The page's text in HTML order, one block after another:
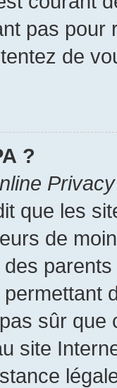
pas pour
de
?
que les
de
des parents
sûr
site